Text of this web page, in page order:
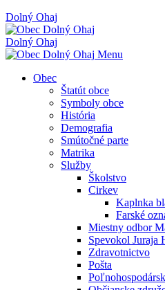
Dolný Ohaj
Dolný Ohaj
Menu
Obec
Štatút obce
Symboly obce
História
Demografia
Smútočné parte
Matrika
Služby
Školstvo
Cirkev
Kaplnka
Farské
Miestny odbor
Spevokol Juraja
Zdravotnictvo
Pošta